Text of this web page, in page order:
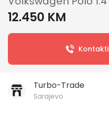
12.450 KM
Turbo-Trade
Sarajevo